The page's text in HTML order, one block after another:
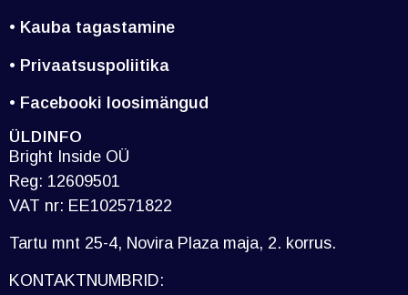
• Kauba tagastamine
• Privaatsuspoliitika
• Facebooki loosimängud
ÜLDINFO
Bright Inside OÜ
Reg: 12609501
VAT nr: EE102571822
Tartu mnt 25-4, Novira Plaza maja, 2. korrus.
KONTAKTNUMBRID: